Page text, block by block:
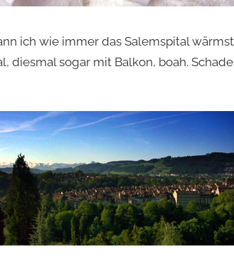
ich wie immer das Salemspital
diesmal sogar mit Balkon, boah.